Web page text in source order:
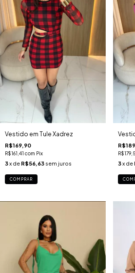
Vestido em Tule Xadrez
R$169,90
R$161,41 com Pix
3x de R$56,63 sem juros
COMPRAR
3x de